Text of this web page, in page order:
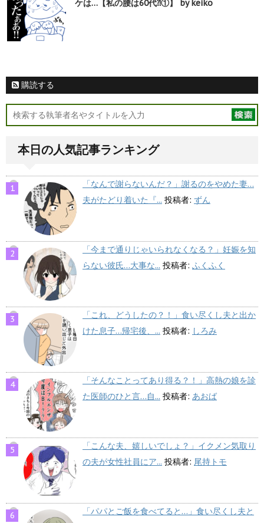
ケは…【私の腰は60代⁈①】 by keiko
購読する
本日の人気記事ランキング
「なんで謝らないんだ？」謝るのをやめた妻…
夫がたどり着いた『... 投稿者: ずん
「今まで通りじゃいられなくなる？」妊娠を知
らない彼氏…大事な... 投稿者: ふくふく
「これ、どうしたの？！」食い尽くし夫と出か
けた息子…帰宅後、... 投稿者: しろみ
「そんなことってあり得る？！」高熱の娘を診
た医師のひと言…自... 投稿者: あおば
「こんな夫、嬉しいでしょ？」イクメン気取り
の夫が女性社員にア... 投稿者: 尾持トモ
「パパとご飯を食べてると…」食い尽くし夫と